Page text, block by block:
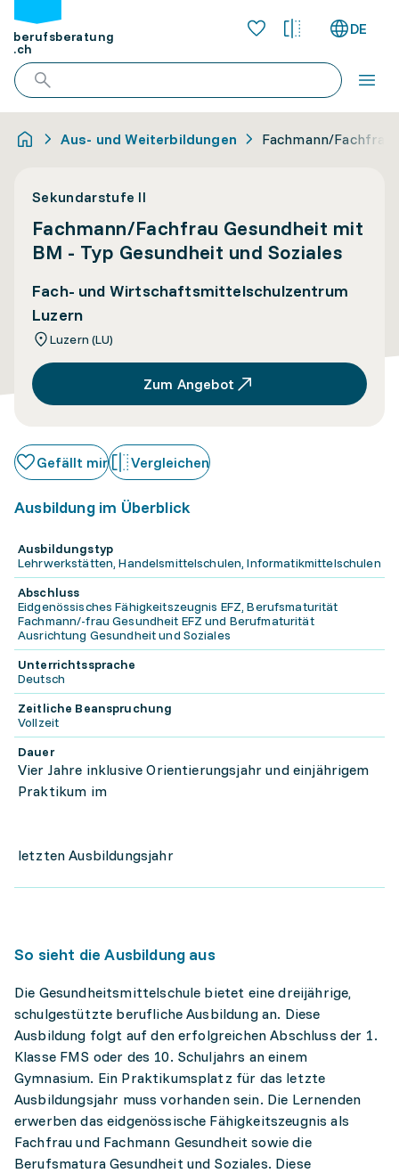
berufsberatung
.ch
DE
Aus- und Weiterbildungen Fachmann/Fachfrau
Sekundarstufe II
Fachmann/Fachfrau Gesundheit mit
BM - Typ Gesundheit und Soziales
Fach- und Wirtschaftsmittelschulzentrum
Luzern
Luzern (LU)
Zum Angebot
Gefällt mir Vergleichen
Ausbildung im Überblick
Ausbildungstyp
Lehrwerkstätten, Handelsmittelschulen, Informatikmittelschulen
Abschluss
Eidgenössisches Fähigkeitszeugnis EFZ, Berufsmaturität
Fachmann/-frau Gesundheit EFZ und Berufmaturität
Ausrichtung Gesundheit und Soziales
Unterrichtssprache
Deutsch
Zeitliche Beanspruchung
Vollzeit
Dauer
Vier Jahre inklusive Orientierungsjahr und einjährigem
Praktikum im
letzten Ausbildungsjahr
So sieht die Ausbildung aus
Die Gesundheitsmittelschule bietet eine dreijährige,
schulgestützte berufliche Ausbildung an. Diese
Ausbildung folgt auf den erfolgreichen Abschluss der 1.
Klasse FMS oder des 10. Schuljahrs an einem
Gymnasium. Ein Praktikumsplatz für das letzte
Ausbildungsjahr muss vorhanden sein. Die Lernenden
erwerben das eidgenössische Fähigkeitszeugnis als
Fachfrau und Fachmann Gesundheit sowie die
Berufsmatura Gesundheit und Soziales. Diese